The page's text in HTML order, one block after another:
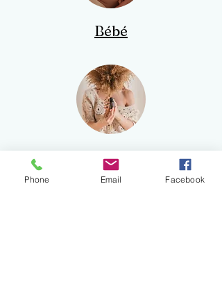
Bébé
Huiles essentielles
Phone Email Facebook